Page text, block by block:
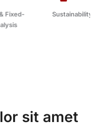
Related Debt
sit amet